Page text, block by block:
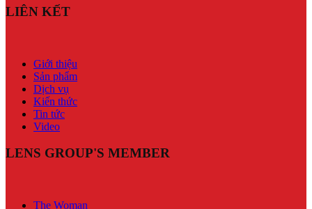
LIÊN KẾT
Giới thiệu
Sản phẩm
Dịch vụ
Kiến thức
Tin tức
Video
LENS GROUP'S MEMBER
The Woman